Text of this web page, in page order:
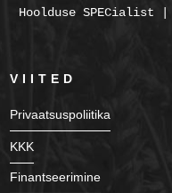
Hoolduse SPECialist |
VIITED
Privaatsuspoliitika
KKK
Finantseerimine